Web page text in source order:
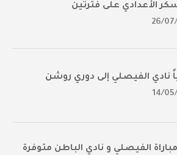
الأعدادي على فترتين
26/
نادي الفيصلي إلى دوري روشن
14/
مباراة الفيصلي و نادي الباطن متوفرة